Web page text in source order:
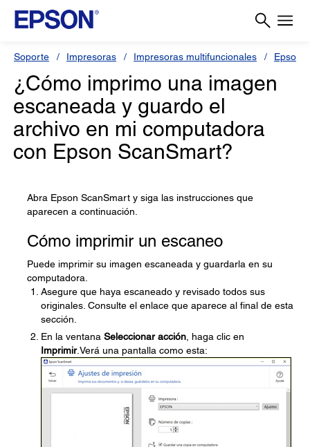
Soporte Impresoras Impresoras multifuncionales Epson L
¿Cómo imprimo una imagen
escaneada y guardo el
archivo en mi computadora
con Epson ScanSmart?
Abra Epson ScanSmart y siga las instrucciones que
aparecen a continuación.
Cómo imprimir un escaneo
Puede imprimir su imagen escaneada y guardarla en su
computadora.
Asegure que haya escaneado y revisado todos sus
originales. Consulte el enlace que aparece al final de esta
sección.
En la ventana Seleccionar acción , haga clic en
Imprimir.Verá una pantalla como esta: